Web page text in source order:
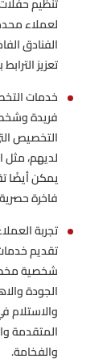
لعملاء
الفنادق
تعزيز
خدمات
فريدة
التخصيص
لديهم، مثل
يمكن أيضًا
فاخرة
تجربة
تقديم
شخصية
الجودة
والاستلام
المتقدمة
والفخامة.